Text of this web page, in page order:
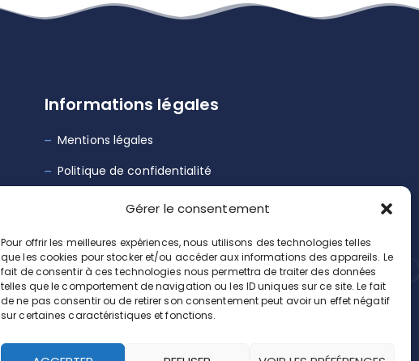
Gérer le consentement
Pour offrir les meilleures expériences, nous utilisons des technologies telles
que les cookies pour stocker et/ou accéder aux informations des appareils. Le
fait de consentir à ces technologies nous permettra de traiter des données
telles que le comportement de navigation ou les ID uniques sur ce site. Le fait
de ne pas consentir ou de retirer son consentement peut avoir un effet négatif
sur certaines caractéristiques et fonctions.
Informations légales
Mentions légales
Politique de confidentialité
Politique de cookies